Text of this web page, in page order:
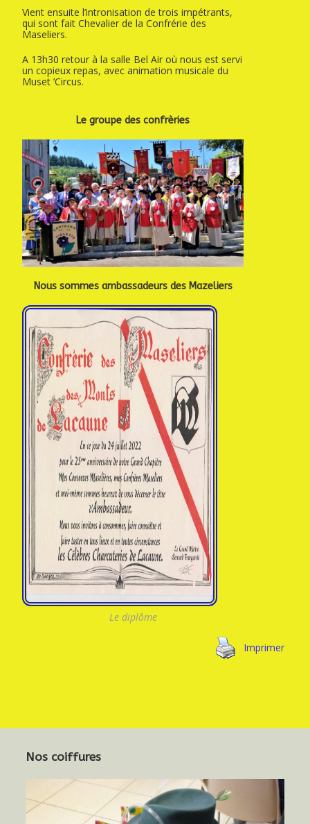
Vient ensuite l’intronisation de trois impétrants,
qui sont fait Chevalier de la Confrérie des
Maseliers.
A 13h30 retour à la salle Bel Air où nous est servi
un copieux repas, avec animation musicale du
Muset ’Circus.
Le groupe des confrèries
Nous sommes ambassadeurs des Mazeliers
Le diplôme
Imprimer
Nos coiffures